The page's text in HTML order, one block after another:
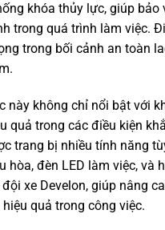
khóa thủy lực, giúp bảo
trong quá trình làm việc.
trong bối cảnh an toàn
này không chỉ nổi bật với
quả trong các điều kiện
trang bị nhiều tính năng
hòa, đèn LED làm việc, và
xe Develon, giúp nâng
quả trong công việc.